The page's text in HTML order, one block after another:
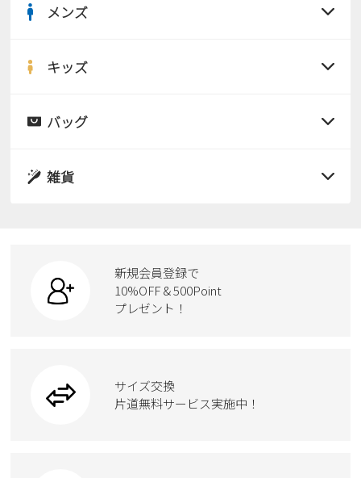
サンダル
スニーカー
カジュアルシューズ
ワークシューズ
ウェア
メンズ
サンダル
ローファー
ブーツ
キッズ
サンダル
スクール
バッグ
ボディバッグ
ハンドバッグ
トートバッグ
雑貨
ケア用品
新規会員登録で
10%OFF & 500Point
プレゼント！
サイズ交換
片道無料サービス実施中！